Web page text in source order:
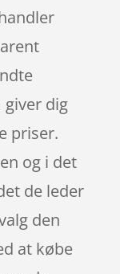
giver dig
priser.
og i det
de leder
den
at købe